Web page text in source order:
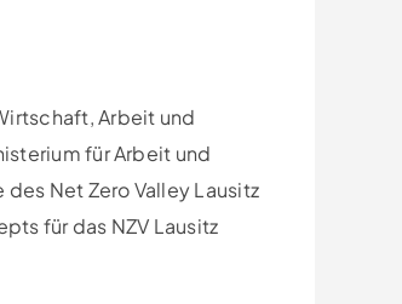
Arbeit und
für Arbeit und
Net Zero Valley Lausitz
für das NZV Lausitz